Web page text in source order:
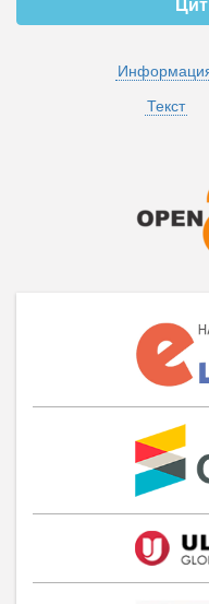
Текст